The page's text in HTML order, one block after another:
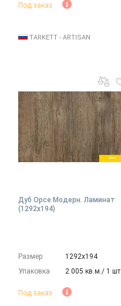
Под заказ
TARKETT - ARTISAN
Дуб Орсе Модерн. Ламинат
(1292х194)
Размер
1292х194
Упаковка
2.005 кв.м./ 1 шт.
Под заказ